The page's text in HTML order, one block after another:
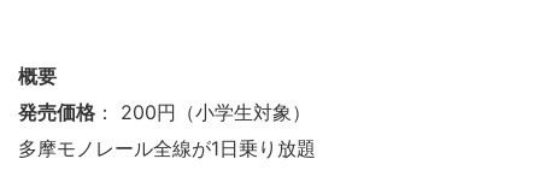
概要
発売価格 ： 200円（小学生対象）
多摩モノレール全線が1日乗り放題